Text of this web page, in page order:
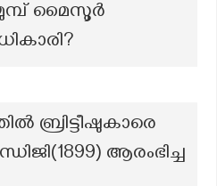
മൈസൂർ
ബ്രിട്ടീഷുകാരെ
ആരംഭിച്ച